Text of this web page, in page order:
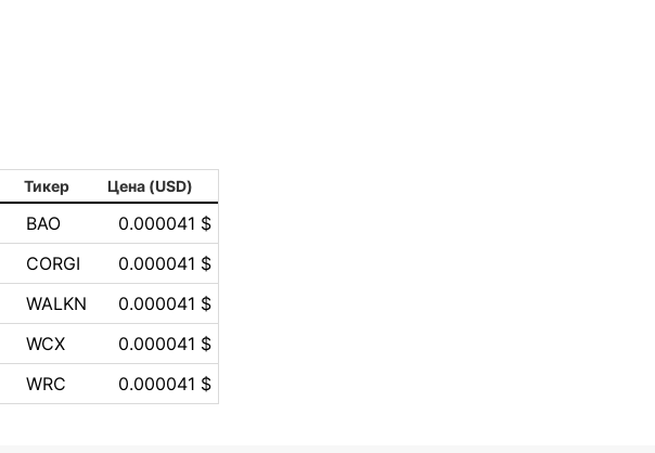
Тикер Цена (USD)
BAO
0.000041 $
CORGI
0.000041 $
WALKN
0.000041 $
WCX
0.000041 $
WRC 0.000041 $